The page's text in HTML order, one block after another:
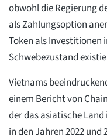
obwohl die Regierung
als Zahlungsoption
Token als Investitionen
Schwebezustand
Vietnams
einem Bericht von
der das asiatische
in den Jahren 2022